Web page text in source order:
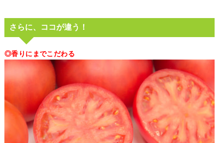
さらに、ココが違う！
◎香りにまでこだわる